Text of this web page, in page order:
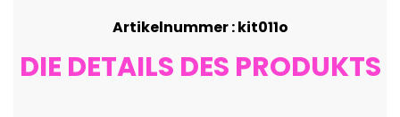
Artikelnummer : kit011o
DIE DETAILS DES PRODUKTS